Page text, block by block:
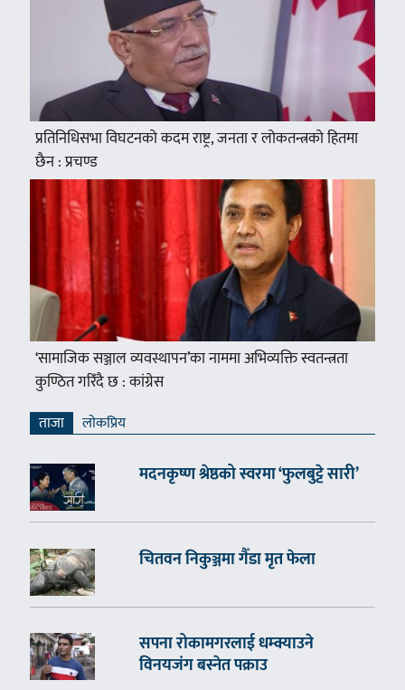
प्रतिनिधिसभा विघटनको कदम राष्ट्र, जनता र लोकतन्त्रको हितमा
छैन : प्रचण्ड
‘सामाजिक सञ्जाल व्यवस्थापन’का नाममा अभिव्यक्ति स्वतन्त्रता
कुण्ठित गरिँदै छ : कांग्रेस
ताजा लाेकप्रिय
मदनकृष्ण श्रेष्ठको स्वरमा ‘फुलबुट्टे सारी’
चितवन निकुञ्जमा गैँडा मृत फेला
सपना रोकामगरलाई धम्क्याउने
विनयजंग बस्नेत पक्राउ